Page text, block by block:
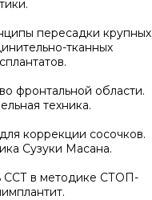
пересадки крупных
тканных
фронтальной области.
техника.
коррекции сосочков.
Сузуки Масана.
ССТ в методике СТОП-